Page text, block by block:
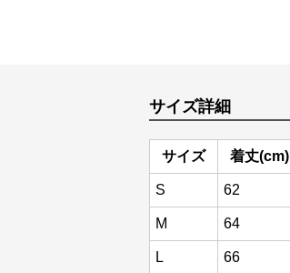
サイズ詳細
サイズ 着丈(cm)
S 62
M 64
L 66